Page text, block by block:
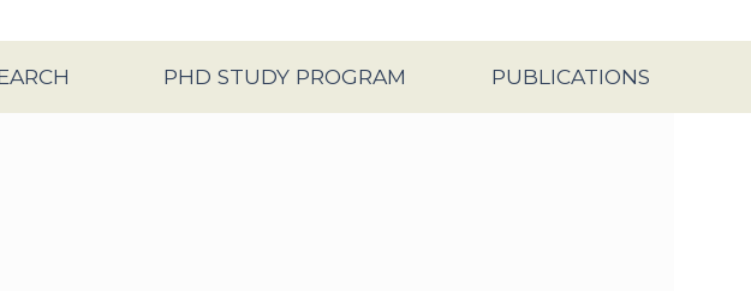
PHD STUDY PROGRAM PUBLICATIONS